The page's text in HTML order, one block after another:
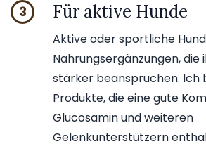
3 Für aktive Hunde
Aktive oder sportliche
Nahrungsergänzungen, die
stärker beanspruchen. Ich
Produkte, die eine gute
Glucosamin und weiteren
Gelenkunterstützern